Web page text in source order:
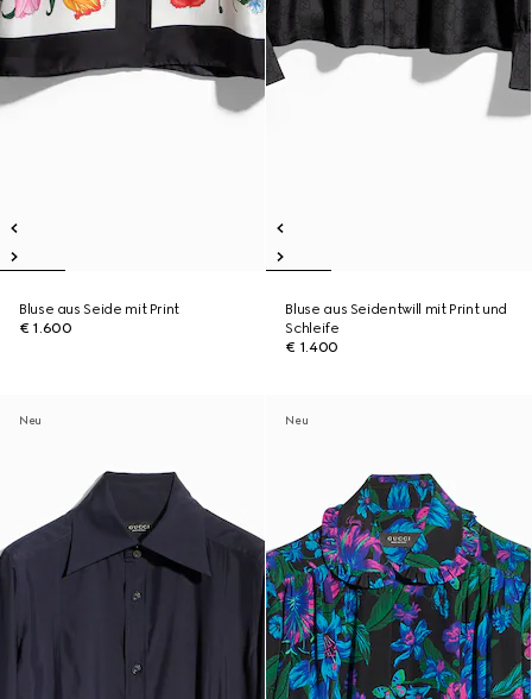
Bluse aus Seide mit Print
€ 1.600
Bluse aus Seidentwill mit Print und
Schleife
€ 1.400
Neu Neu